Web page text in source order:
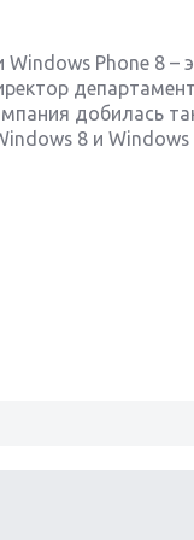
Windows Phone 8
добилась
8 и Windows